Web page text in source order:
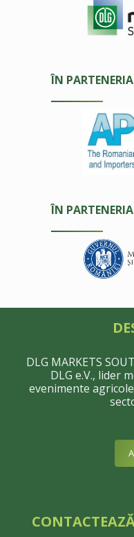
ÎN
ÎN
DLG MARKETS
DLG e.V., lider
evenimente